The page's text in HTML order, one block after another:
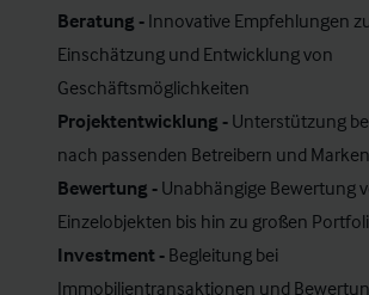
Beratung - Innovative Empfehlungen
Einschätzung und Entwicklung von
Geschäftsmöglichkeiten
Projektentwicklung - Unterstützung
nach passenden Betreibern und Marken
Bewertung - Unabhängige Bewertung
Einzelobjekten bis hin zu großen
Investment - Begleitung bei
Immobilientransaktionen und